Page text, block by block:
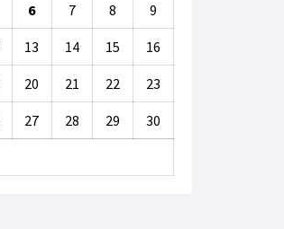
6 7 8 9
13 14 15 16
20 21 22 23
27 28 29 30